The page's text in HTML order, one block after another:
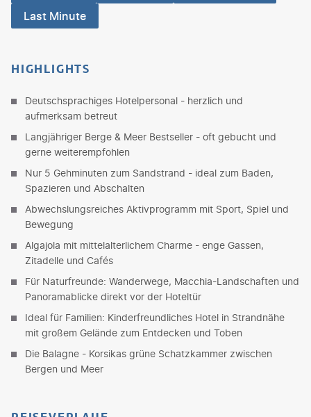
Last Minute
HIGHLIGHTS
Deutschsprachiges Hotelpersonal - herzlich und
aufmerksam betreut
Langjähriger Berge & Meer Bestseller - oft gebucht und
gerne weiterempfohlen
Nur 5 Gehminuten zum Sandstrand - ideal zum Baden,
Spazieren und Abschalten
Abwechslungsreiches Aktivprogramm mit Sport, Spiel und
Bewegung
Algajola mit mittelalterlichem Charme - enge Gassen,
Zitadelle und Cafés
Für Naturfreunde: Wanderwege, Macchia-Landschaften und
Panoramablicke direkt vor der Hoteltür
Ideal für Familien: Kinderfreundliches Hotel in Strandnähe
mit großem Gelände zum Entdecken und Toben
Die Balagne - Korsikas grüne Schatzkammer zwischen
Bergen und Meer